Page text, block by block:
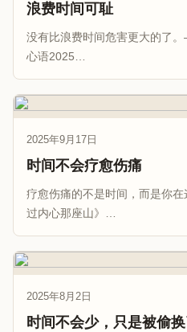
浪费时间可耻
没有比浪费时间危害更大的了
心语2025…
2025年9月17日
时间不会疗愈伤痛
疗愈伤痛的不是时间，而是你
过内心那座山》…
2025年8月2日
时间不会少，只是被偷